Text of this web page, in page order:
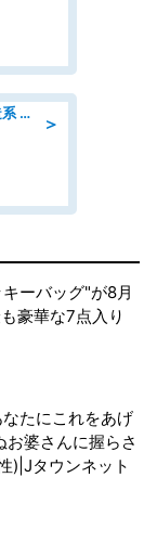
＞
製造スタッフ/ライン作業/工場・製造系 エンジン部品の機械加工/未経験可/昼食代無料
ーバッグ"が8月
豪華な7点入り
なたにこれをあげ
お婆さんに握らさ
)|Jタウンネット